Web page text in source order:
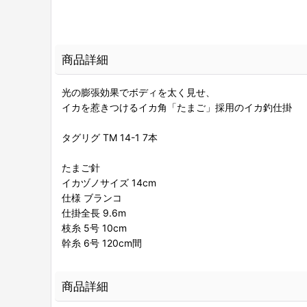
商品詳細
光の膨張効果でボディを太く見せ、
イカを惹きつけるイカ角「たまご」採用のイカ釣仕掛
タグリグ TM 14-1 7本
たまご針
イカヅノサイズ 14cm
仕様 ブランコ
仕掛全長 9.6m
枝糸 5号 10cm
幹糸 6号 120cm間
商品詳細